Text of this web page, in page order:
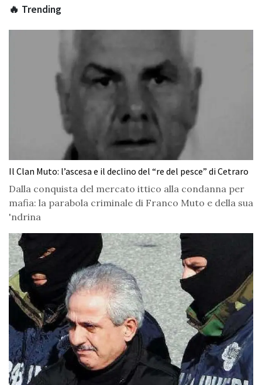
🔥 Trending
Il Clan Muto: l’ascesa e il declino del “re del pesce” di Cetraro
Dalla conquista del mercato ittico alla condanna per
mafia: la parabola criminale di Franco Muto e della sua
'ndrina